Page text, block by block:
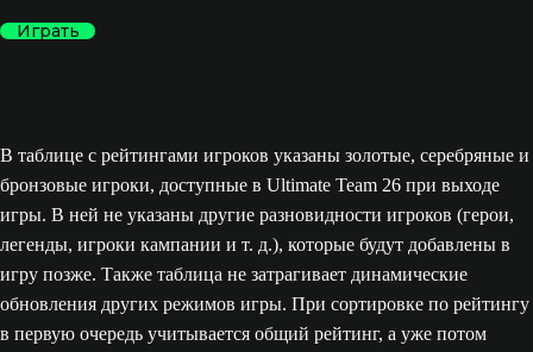
Играть
В таблице с рейтингами игроков указаны золотые, серебряные и
бронзовые игроки, доступные в Ultimate Team 26 при выходе
игры. В ней не указаны другие разновидности игроков (герои,
легенды, игроки кампании и т. д.), которые будут добавлены в
игру позже. Также таблица не затрагивает динамические
обновления других режимов игры. При сортировке по рейтингу
в первую очередь учитывается общий рейтинг, а уже потом